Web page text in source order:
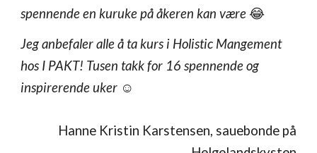
spennende en kuruke på åkeren kan være 😂
Jeg anbefaler alle å ta kurs i Holistic Mangement
hos I PAKT! Tusen takk for 16 spennende og
inspirerende uker ☺️
Hanne Kristin Karstensen, sauebonde på